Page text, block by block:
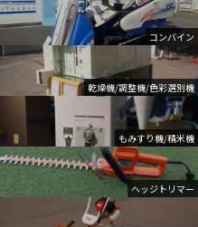
コンバイン
乾燥機/調整機/色彩選別機
もみすり機/精米機
ヘッジトリマー